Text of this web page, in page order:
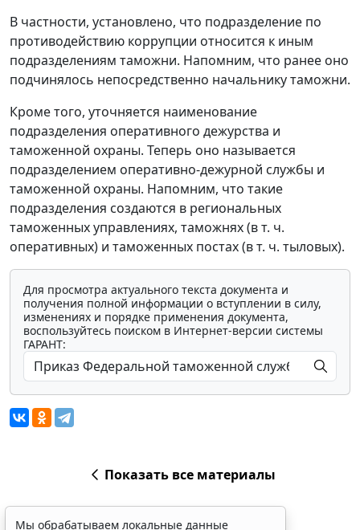
В частности, установлено, что подразделение по
противодействию коррупции относится к иным
подразделениям таможни. Напомним, что ранее оно
подчинялось непосредственно начальнику таможни.
Кроме того, уточняется наименование
подразделения оперативного дежурства и
таможенной охраны. Теперь оно называется
подразделением оперативно-дежурной службы и
таможенной охраны. Напомним, что такие
подразделения создаются в региональных
таможенных управлениях, таможнях (в т. ч.
оперативных) и таможенных постах (в т. ч. тыловых).
Для просмотра актуального текста документа и
получения полной информации о вступлении в силу,
изменениях и порядке применения документа,
воспользуйтесь поиском в Интернет-версии системы
ГАРАНТ:
Показать все материалы
Мы обрабатываем локальные данные